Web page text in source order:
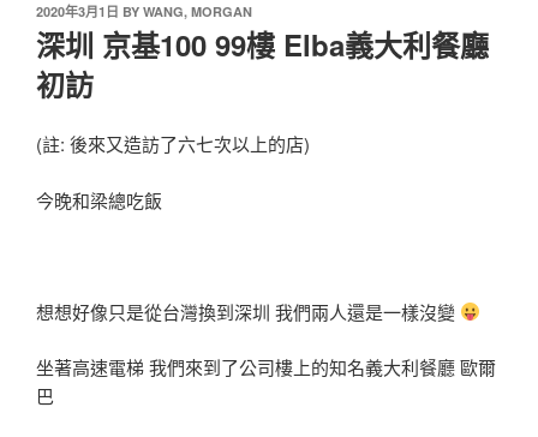
2020年3月1日 BY WANG, MORGAN
深圳 京基100 99樓 Elba義大利餐廳
初訪
(註: 後來又造訪了六七次以上的店)
今晚和梁總吃飯
想想好像只是從台灣換到深圳 我們兩人還是一樣沒變
坐著高速電梯 我們來到了公司樓上的知名義大利餐廳 歐爾
巴